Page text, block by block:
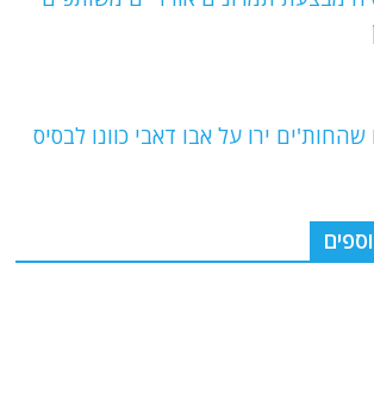
k
ירו על אבו דאבי כוונו לבסיס